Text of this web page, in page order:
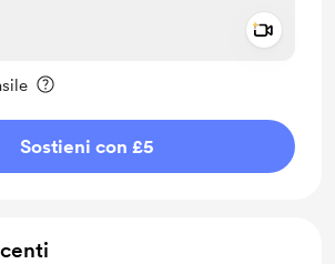
Sostieni con £5